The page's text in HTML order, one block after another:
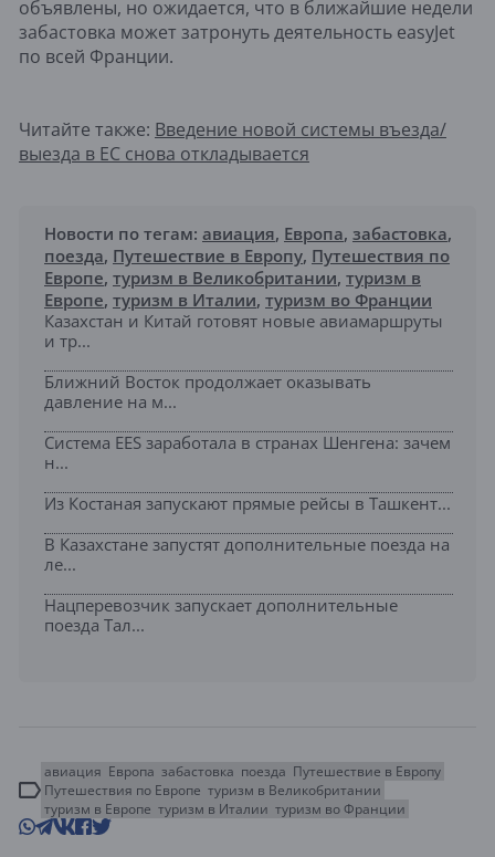
объявлены, но ожидается, что в ближайшие недели
забастовка может затронуть деятельность easyJet
по всей Франции.
Читайте также: Введение новой системы въезда/
выезда в ЕС снова откладывается
Новости по тегам: авиация, Европа, забастовка,
поезда, Путешествие в Европу, Путешествия по
Европе, туризм в Великобритании, туризм в
Европе, туризм в Италии, туризм во Франции
Казахстан и Китай готовят новые авиамаршруты
и тр...
Ближний Восток продолжает оказывать
давление на м...
Система EES заработала в странах Шенгена: зачем
н...
Из Костаная запускают прямые рейсы в Ташкент...
В Казахстане запустят дополнительные поезда на
ле...
Нацперевозчик запускает дополнительные
поезда Тал...
авиация Европа забастовка поезда Путешествие в Европу
Путешествия по Европе туризм в Великобритании
туризм в Европе туризм в Италии туризм во Франции